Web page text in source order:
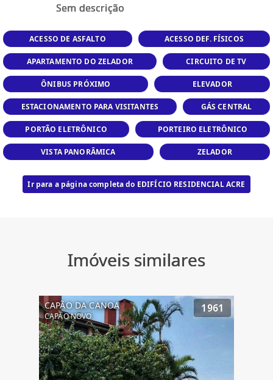
Sem descrição
ACESSO DE ASFALTO ACESSO DEF. FÍSICOS
APARTAMENTO DO ZELADOR CIRCUITO DE TV
ÔNIBUS PRÓXIMO ELEVADOR
ESTACIONAMENTO PARA VISITANTES GÁS CENTRAL
PORTÃO ELETRÔNICO PORTEIRO ELETRÔNICO
VISTA PANORÂMICA ZELADOR
Ir para a página completa do EDIFÍCIO RESIDENCIAL ACRE
Imóveis similares
CAPÃO DA CANOA
CAPÃO NOVO
1961